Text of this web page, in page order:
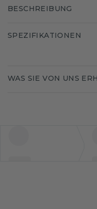
BESCHREIBUNG
SPEZIFIKATIONEN
WAS SIE VON UNS